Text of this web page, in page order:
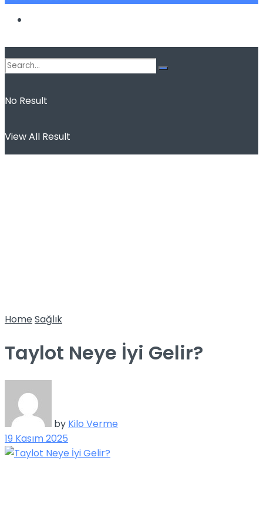
No Result
View All Result
HomeSağlık
Taylot Neye İyi Gelir?
by Kilo Verme
19 Kasım 2025